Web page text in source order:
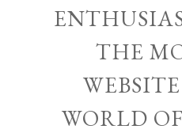
THE
WORLD